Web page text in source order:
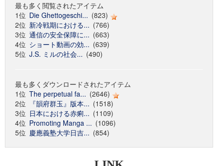
最も多く閲覧されたアイテム
1位 Die Ghettogeschi... (823)
2位 新冷戦期における... (766)
3位 通信の安全保障に... (663)
4位 ショート動画の効... (639)
5位 J.S. ミルの社会... (490)
最も多くダウンロードされたアイテム
1位 The perpetual fa... (2646)
2位
『韻府群玉』版本... (1518)
3位 日本における赤痢... (1109)
4位 Promoting Manga ... (1096)
5位 慶應義塾大学日吉... (854)